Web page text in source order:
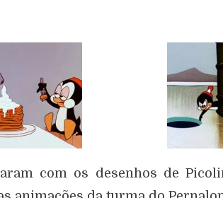
com os desenhos de